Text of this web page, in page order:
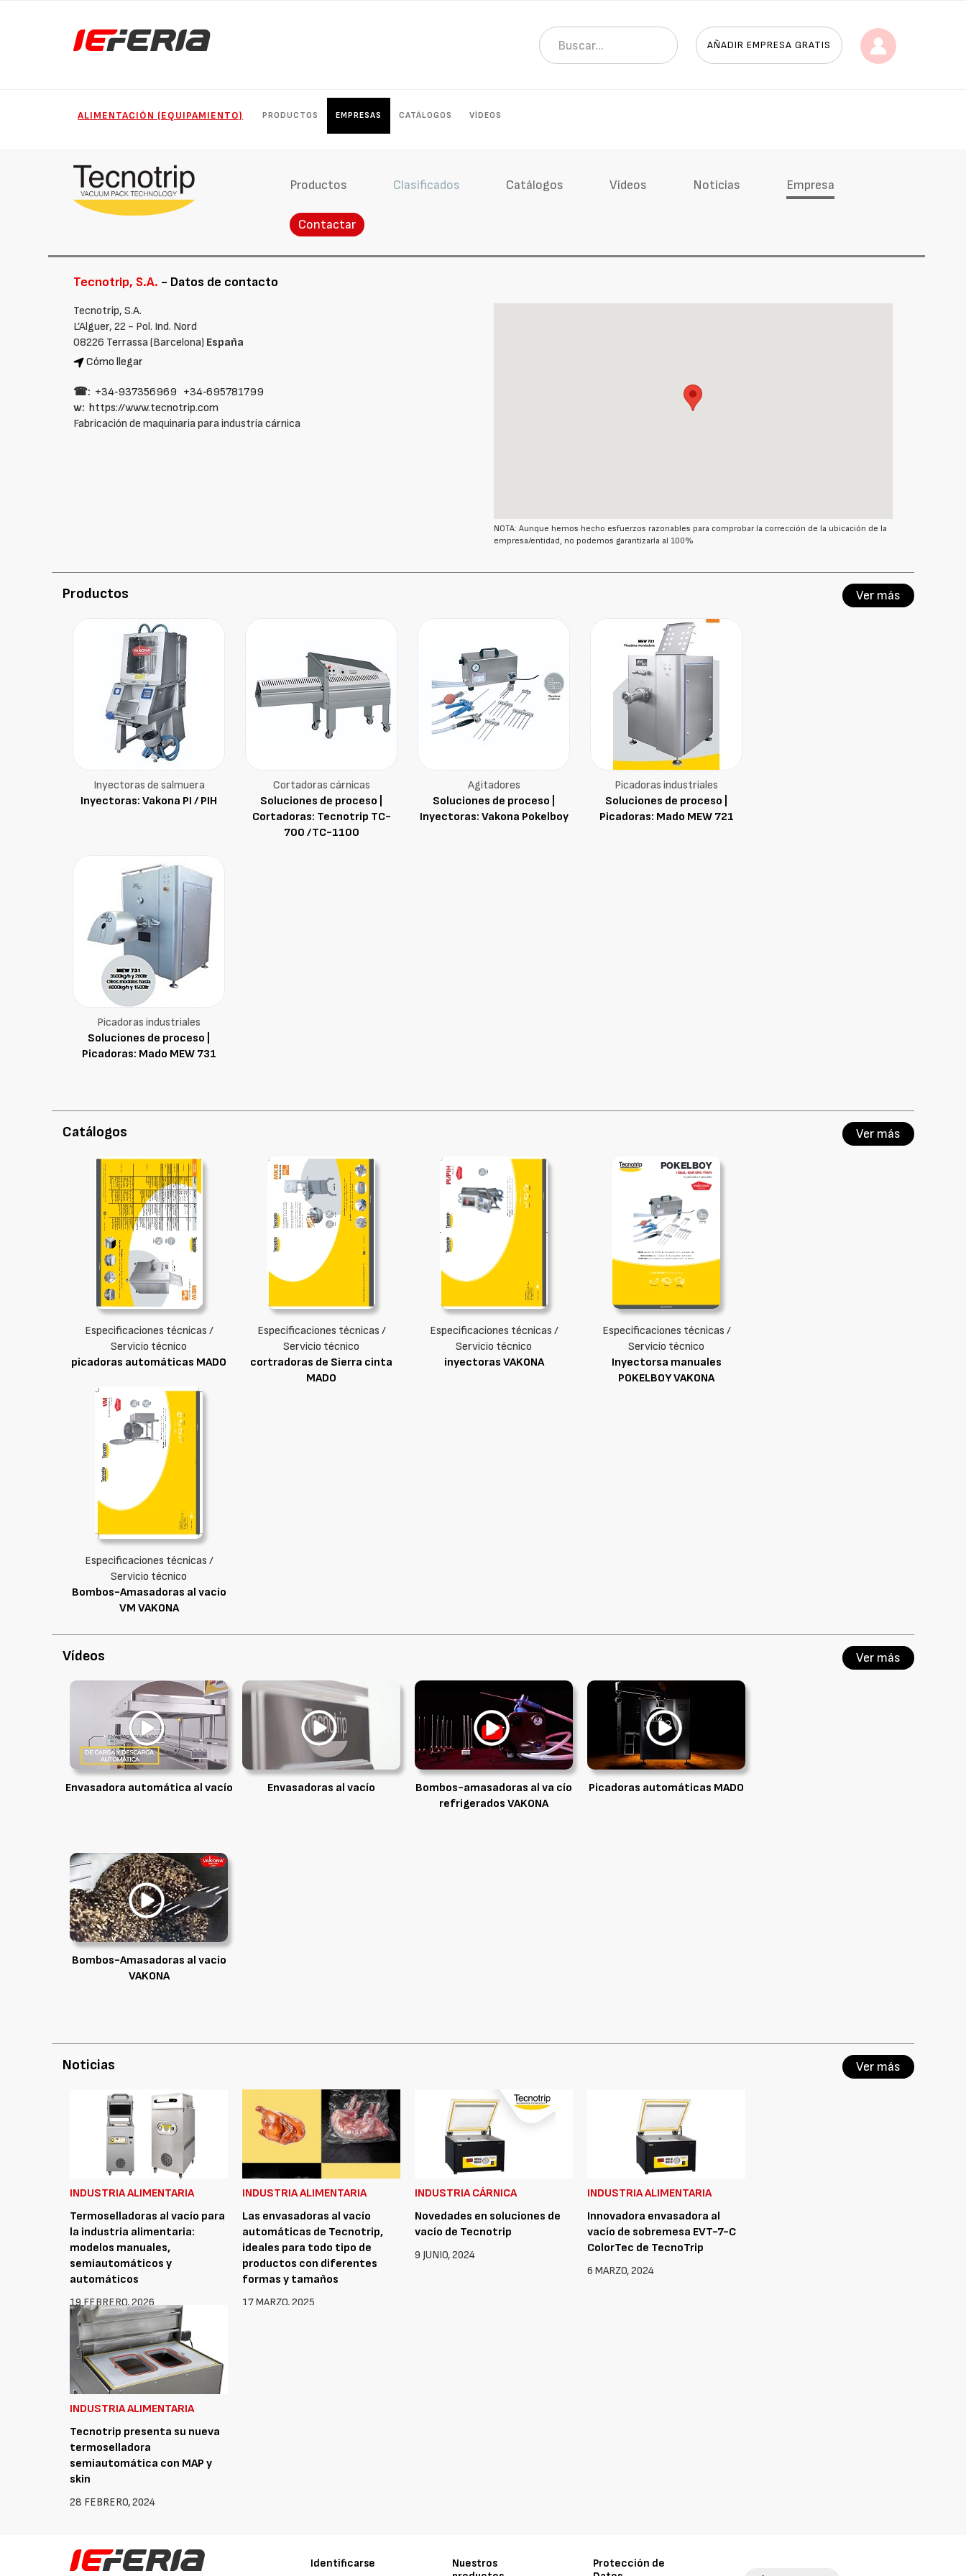
AÑADIR EMPRESA GRATIS
ALIMENTACIÓN (EQUIPAMIENTO) PRODUCTOS EMPRESAS CATÁLOGOS VÍDEOS
Productos Clasificados Catálogos Vídeos Noticias Empresa
Contactar
Tecnotrip, S.A. - Datos de contacto
Tecnotrip, S.A.
L’Alguer, 22 - Pol. Ind. Nord
08226 Terrassa (Barcelona) España
Cómo llegar
☎: +34‑937356969 +34‑695781799
w:https://www.tecnotrip.com
Fabricación de maquinaria para industria cárnica
NOTA: Aunque hemos hecho esfuerzos razonables para comprobar la corrección de la ubicación de la
empresa/entidad, no podemos garantizarla al 100%
Productos Ver más
Inyectoras de salmuera
Inyectoras: Vakona PI / PIH
Cortadoras cárnicas
Soluciones de proceso |
Cortadoras: Tecnotrip TC-
700 /TC-1100
Agitadores
Soluciones de proceso |
Inyectoras: Vakona Pokelboy
Picadoras industriales
Soluciones de proceso |
Picadoras: Mado MEW 721
Picadoras industriales
Soluciones de proceso |
Picadoras: Mado MEW 731
Catálogos Ver más
Especificaciones técnicas /
Servicio técnico
picadoras automáticas MADO
Especificaciones técnicas /
Servicio técnico
cortradoras de Sierra cinta
MADO
Especificaciones técnicas /
Servicio técnico
inyectoras VAKONA
Especificaciones técnicas /
Servicio técnico
Inyectorsa manuales
POKELBOY VAKONA
Especificaciones técnicas /
Servicio técnico
Bombos-Amasadoras al vacío
VM VAKONA
Vídeos Ver más
Envasadora automática al vacío Envasadoras al vacío
Bombos-amasadoras al va cío
refrigerados VAKONA
Picadoras automáticas MADO
Bombos-Amasadoras al vacío
VAKONA
Noticias Ver más
INDUSTRIA ALIMENTARIA
Termoselladoras al vacío para
la industria alimentaria:
modelos manuales,
semiautomáticos y
automáticos
19 FEBRERO, 2026
INDUSTRIA ALIMENTARIA
Las envasadoras al vacío
automáticas de Tecnotrip,
ideales para todo tipo de
productos con diferentes
formas y tamaños
17 MARZO, 2025
INDUSTRIA CÁRNICA
Novedades en soluciones de
vacío de Tecnotrip
9 JUNIO, 2024
INDUSTRIA ALIMENTARIA
Innovadora envasadora al
vacío de sobremesa EVT-7-C
ColorTec de TecnoTrip
6 MARZO, 2024
INDUSTRIA ALIMENTARIA
Tecnotrip presenta su nueva
termoselladora
semiautomática con MAP y
skin
28 FEBRERO, 2024
Identificarse
Nuestros
Protección de